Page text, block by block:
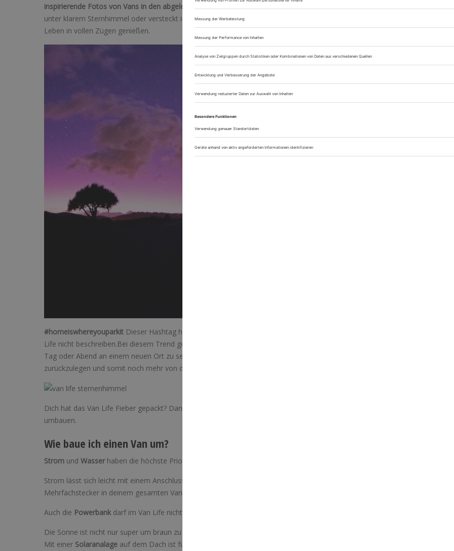
inspirierende Fotos von Vans in den abgelegensten Gebieten dieser Erde. So kannst du Bilder von einem Camper in der
unter klarem Sternhimmel oder versteckt im Dickicht des Waldes an einem See sehen. Dort können die Besitzer ungestört
Leben in vollen Zügen genießen.
#homeiswhereyouparkit Dieser Hashtag heißt übersetzt so viel wie: Dort wo du parkst bist du zuhause. Besser lässt sich Van
Life nicht beschreiben.Bei diesem Trend geht es wie beim Backpacking um
Tag oder Abend an einem neuen Ort zu sein. Jedoch deutlich flexibler bei deiner Reise zu bleiben, längere Strecken
zurückzulegen und somit noch mehr von der Welt zu sehen.
Dich hat das Van Life Fieber gepackt? Dann kannst du probeweise einen Van mieten oder gleich deinen eigenen Camper
umbauen.
Wie baue ich einen Van um?
Strom und Wasserhaben die höchste Priorität bei deinem Häuschen auf Rädern.
Strom lässt sich leicht mit einem Anschlussstecker aus dem Zigarettenanzünder und mit einem Verlängerungskabel oder
Mehrfachstecker in deinem gesamten Van verteilen.
Auch die Powerbankdarf im Van Life nicht fehlen, so kannst du auch unterwegs Handy und Co. laden.
Die Sonne ist nicht nur super um braun zu werden, während du dich vor dem Van sonnst, sondern auch um Strom zu
Mit einer Solaranalage auf dem Dach ist für extra Strom gesorgt. Damit kannst du zum Beispiel eine Kühltruhe oder